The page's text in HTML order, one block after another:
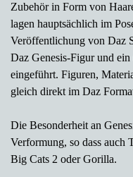
Zubehör in Form von
lagen hauptsächlich im
Veröffentlichung von Daz
Daz Genesis-Figur und
eingeführt. Figuren,
gleich direkt im Daz
Die Besonderheit an
Verformung, so dass auch
Big Cats 2 oder Gorilla.